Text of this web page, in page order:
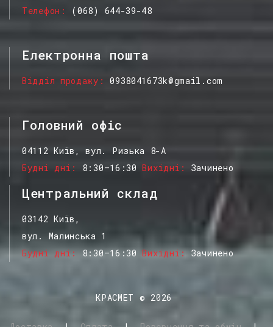
Телефон
(068) 644-39-48
Електронна пошта
Відділ продажу 0938041673k@gmail.com
Головний офіс
04112 Київ, вул. Ризька 8-А
Будні дні
8:30–16:30 Вихідні Зачинено
Центральний склад
03142 Київ,
вул. Малинська 1
Будні дні
8:30–16:30 Вихідні Зачинено
КРАСМЕТ © 2026